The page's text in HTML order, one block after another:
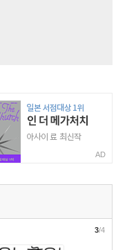
AD
3/4